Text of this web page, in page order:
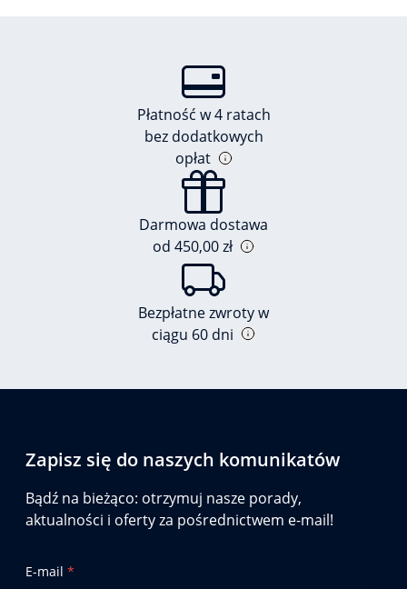
Płatność w 4 ratach
bez dodatkowych
opłat
Darmowa dostawa
od 450,00 zł
Bezpłatne zwroty w
ciągu 60 dni
Zapisz się do naszych komunikatów
Bądź na bieżąco: otrzymuj nasze porady,
aktualności i oferty za pośrednictwem e-mail!
E-mail *